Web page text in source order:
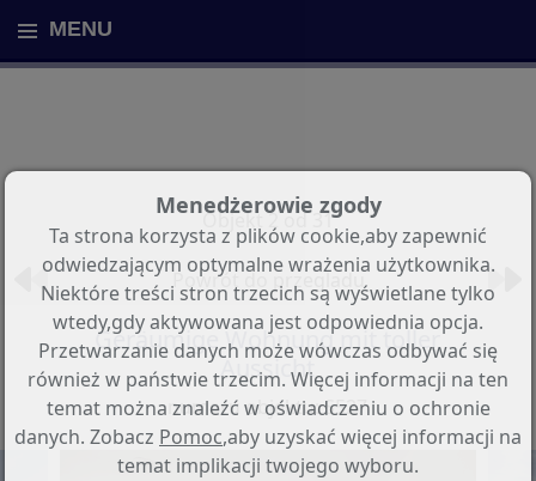
MENU
Objekt 2 od 31
Powrót do przegladu
Geräumige Wohnung mit toller
Aussicht
numeru objektu: S527
Menedżerowie zgody
Ta strona korzysta z plików cookie,aby zapewnić
odwiedzającym optymalne wrażenia użytkownika.
Niektóre treści stron trzecich są wyświetlane tylko
wtedy,gdy aktywowana jest odpowiednia opcja.
Przetwarzanie danych może wówczas odbywać się
również w państwie trzecim. Więcej informacji na ten
temat można znaleźć w oświadczeniu o ochronie
danych. Zobacz Pomoc,aby uzyskać więcej informacji na
temat implikacji twojego wyboru.